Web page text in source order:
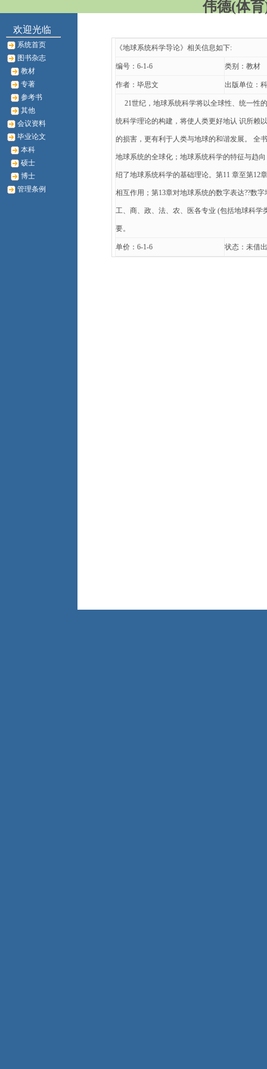
伟德(体
欢迎光临
系统首页
图书杂志
教材
专著
参考书
其他
会议资料
毕业论文
本科
硕士
博士
管理条例
《地球系统科学导论》相关信息如下:
编号：6-1-6 类别：教材
作者：毕思文 出版单位：
21世纪，地球系统科学将以全球性、统一性
统科学理论的构建，将使人类更好地认 识所赖
的损害，更有利于人类与地球的和谐发展。 全
地球系统的全球化；地球系统科学的特征与趋
绍了地球系统科学的基础理论。第11 章至第12
相互作用；第13章对地球系统的数字表达??数
工、商、政、法、农、医各专业 (包括地球科
要。
单价：6-1-6 状态：未借出